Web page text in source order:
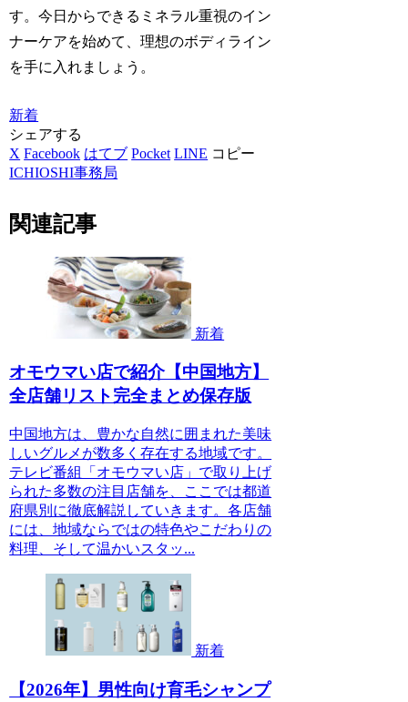
す。今日からできるミネラル重視のイン
ナーケアを始めて、理想のボディライン
を手に入れましょう。
新着
シェアする
X Facebook はてブ Pocket LINE コピー
ICHIOSHI事務局
関連記事
新着
オモウマい店で紹介【中国地方】
全店舗リスト完全まとめ保存版
中国地方は、豊かな自然に囲まれた美味
しいグルメが数多く存在する地域です。
テレビ番組「オモウマい店」で取り上げ
られた多数の注目店舗を、ここでは都道
府県別に徹底解説していきます。各店舗
には、地域ならではの特色やこだわりの
料理、そして温かいスタッ...
新着
【2026年】男性向け育毛シャンプ